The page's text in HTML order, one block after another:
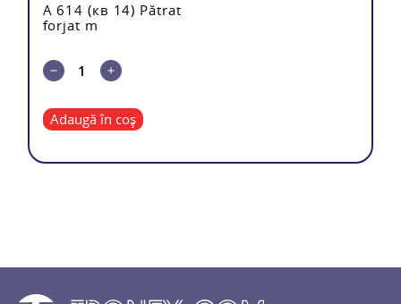
A 614 (кв 14) Pătrat
forjat m
Adaugă în coș